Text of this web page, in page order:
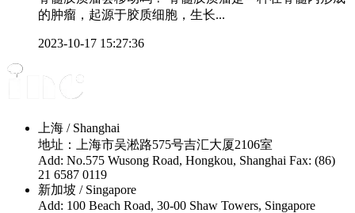
的肿瘤，起源于胶质细胞，生长...
2023-10-17 15:27:36
上海 / Shanghai
地址：上海市吴淞路575号吉汇大厦2106室
Add: No.575 Wusong Road, Hongkou, Shanghai Fax: (86)
21 6587 0119
新加坡 / Singapore
Add: 100 Beach Road, 30-00 Shaw Towers, Singapore